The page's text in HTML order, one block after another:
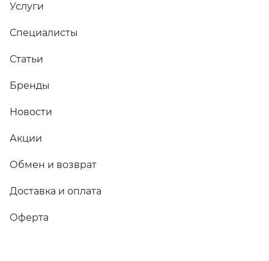
Услуги
Специалисты
Статьи
Бренды
Новости
Акции
Обмен и возврат
Доставка и оплата
Оферта